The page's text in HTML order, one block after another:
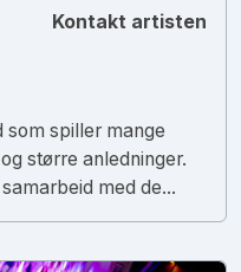
Kontakt artisten
som spiller mange
større anledninger.
med de...